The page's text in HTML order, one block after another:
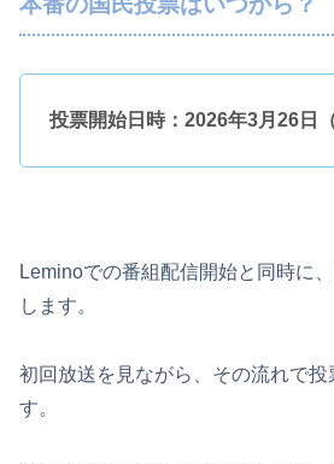
投票開始日時：2026年3月26日
Leminoでの番組配信開始と同時に
します。
初回放送を見ながら、その流れで
す。